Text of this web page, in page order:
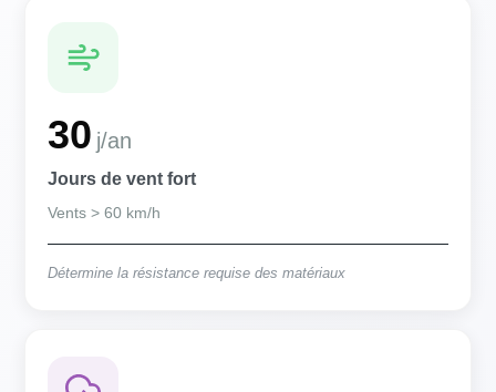
30 j/an
Jours de vent fort
Vents > 60 km/h
Détermine la résistance requise des matériaux